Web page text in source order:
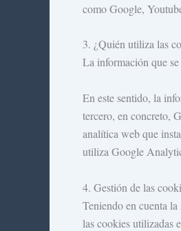
como Google,
3. ¿Quién utiliza las
La información que
En este sentido, la
tercero, en concreto,
analítica web que
utiliza Google
4. Gestión de las
Teniendo en cuenta
las cookies utilizadas